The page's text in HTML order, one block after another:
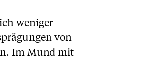
weniger
von
Im Mund mit